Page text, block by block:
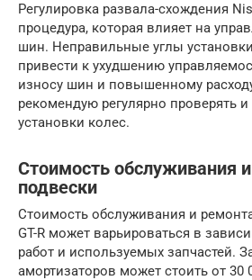
Регулировка развала-схождения
процедура, которая влияет на
шин. Неправильные углы
привести к ухудшению
износу шин и повышенному
рекомендую регулярно проверять и
установки колес.
Стоимость обслуживания
подвески
Стоимость обслуживания и
GT-R может варьироваться в
работ и используемых запчастей.
амортизаторов может стоить от 30